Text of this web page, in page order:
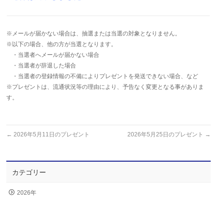
※メールが届かない場合は、抽選または当選の対象となりません。
※以下の場合、他の方が当選となります。
・当選者へメールが届かない場合
・当選者が辞退した場合
・当選者の登録情報の不備によりプレゼントを発送できない場合、など
※プレゼントは、流通状況等の理由により、予告なく変更となる事がありま
す。
← 2026年5月11日のプレゼント 2026年5月25日のプレゼント →
カテゴリー
2026年